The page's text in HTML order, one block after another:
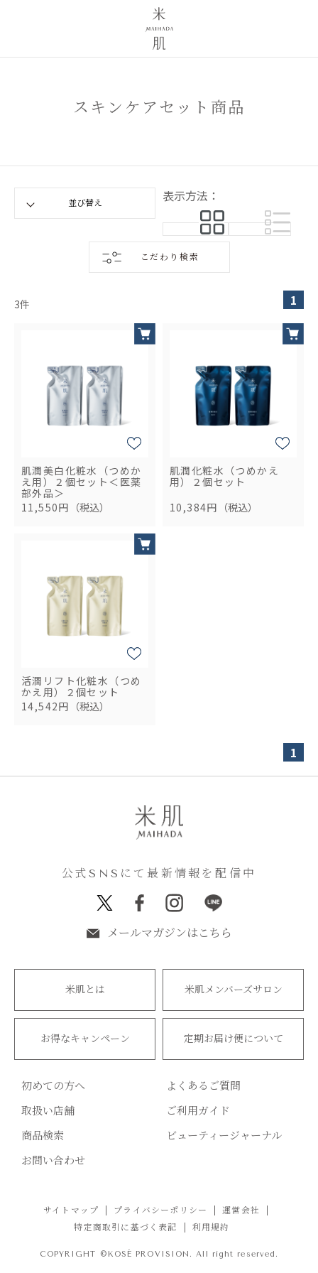
スキンケアセット商品
表示方法：
こだわり検索
3件 1
肌潤美白化粧水（つめか
え用）２個セット＜医薬
部外品＞
11,550円 （税込）
肌潤化粧水（つめかえ
用）２個セット
10,384円 （税込）
活潤リフト化粧水（つめ
かえ用）２個セット
14,542円 （税込）
1
公式SNSにて最新情報を配信中
メールマガジンはこちら
米肌とは 米肌メンバーズサロン
お得なキャンペーン 定期お届け便について
初めての方へ
よくあるご質問
取扱い店舗
ご利用ガイド
商品検索
ビューティージャーナル
お問い合わせ
サイトマップ プライバシーポリシー
運営会社
特定商取引に基づく表記
利用規約
COPYRIGHT ©KOSÉ PROVISION. All right reserved.